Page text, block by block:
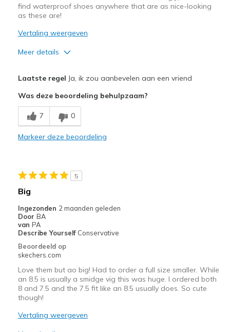
find waterproof shoes anywhere that are as nice-looking
as these are!
Vertaling weergeven
Meer details
Comfortable
Stylish
View On Shoes
Shoes are for Wearing
Laatste regel Ja, ik zou aanbevelen aan een vriend
Was deze beoordeling behulpzaam?
7 0
Markeer deze beoordeling
5
Big
Ingezonden 2 maanden geleden
Door BA
van PA
Describe Yourself Conservative
Beoordeeld op
skechers.com
Love them but ao big! Had to order a full size smaller. While
an 8.5 is usually a smidge vig this was huge. I ordered both
8 and 7.5 and the 7.5 fit like an 8.5 usually does. So cute
though!
Vertaling weergeven